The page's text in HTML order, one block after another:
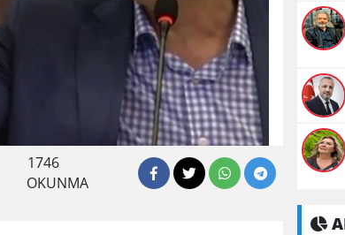
1746
OKUNMA